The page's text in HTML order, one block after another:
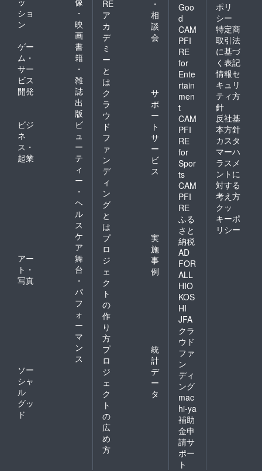
ショ
ン
・
映
画
ゲー
ム・
サー
ビス
開発
書
籍
・
雑
誌
出
版
ビジ
ネ
ス・
起業
ビ
ュ
ー
テ
ィ
ー
・
ヘ
ル
ス
ケ
ア
アー
ト・
写真
舞
台
・
パ
フ
ォ
ー
マ
ン
ス
ソー
シャ
ル
グッ
ド
RE
ア
カ
デ
ミ
ー
と
は
・
相
談
会
ク
ラ
ウ
ド
フ
ァ
ン
デ
ィ
ン
グ
と
は
サ
ポ
ー
ト
サ
ー
ビ
ス
プ
ロ
ジ
ェ
ク
ト
の
作
り
方
実
施
事
例
プ
ロ
ジ
ェ
ク
ト
の
広
め
方
統
計
デ
ー
タ
Goo
d
CAM
PFI
RE
for
Ente
rtain
men
t
CAM
PFI
RE
for
Spor
ts
CAM
PFI
RE
ふる
さと
納税
AD
FOR
ALL
HIO
KOS
HI
JFA
クラ
ウド
ファ
ン
ディ
ング
mac
hi-ya
補助
金申
請サ
ポー
ト
ポリ
シー
特定商
取引法
に基づ
く表記
情報セ
キュリ
ティ方
針
反社基
本方針
カスタ
マーハ
ラスメ
ントに
対する
考え方
クッ
キーポ
リシー